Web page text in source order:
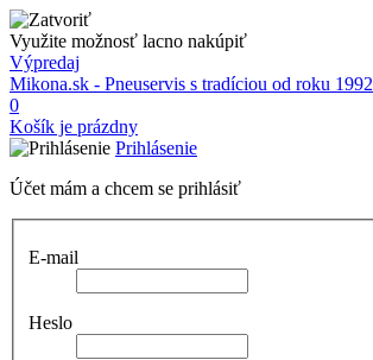
Využite možnosť lacno nakúpiť
Výpredaj
Mikona.sk - Pneuservis s tradíciou od roku 1992
0
Košík je prázdny
Prihlásenie
Účet mám a chcem se prihlásiť
E-mail
Heslo